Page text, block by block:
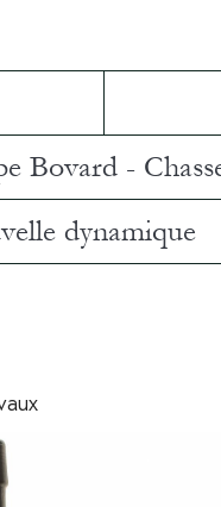
Bovard -
dynamique